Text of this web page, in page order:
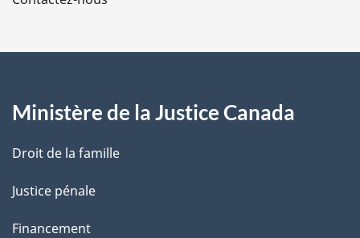
a
e
Ministère de la Justice Canada
Droit de la famille
Justice pénale
Financement